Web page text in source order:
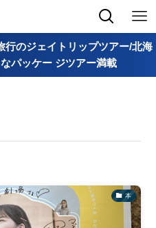
行のジェイトリップツアー/北海
パッケー ジツアー満載
本